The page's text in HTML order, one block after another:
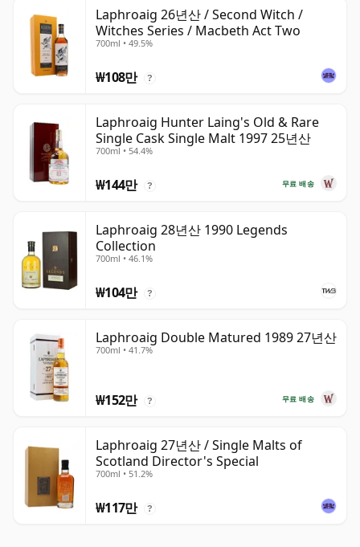
Laphroaig 26년산 / Second Witch /
Witches Series / Macbeth Act Two
700ml • 49.5%
₩108만 ?
Laphroaig Hunter Laing's Old & Rare
Single Cask Single Malt 1997 25년산
700ml • 54.4%
무료 배송
₩144만 ?
Laphroaig 28년산 1990 Legends
Collection
700ml • 46.1%
₩104만 ?
Laphroaig Double Matured 1989 27년산
700ml • 41.7%
무료 배송
₩152만 ?
Laphroaig 27년산 / Single Malts of
Scotland Director's Special
700ml • 51.2%
₩117만 ?